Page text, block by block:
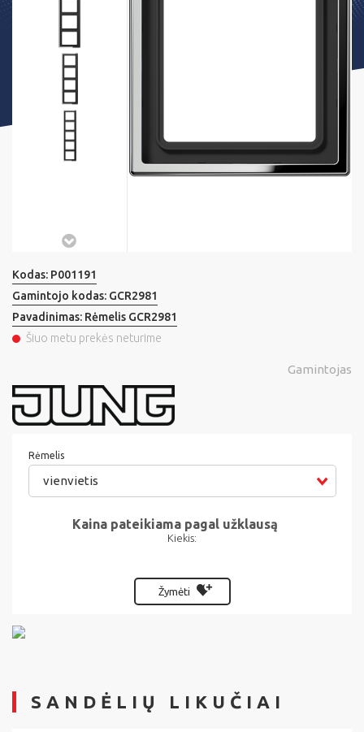
Kodas: P001191
Gamintojo kodas: GCR2981
Pavadinimas: Rėmelis GCR2981
Šiuo metu prekės neturime
Gamintojas
Rėmelis
vienvietis
Kaina pateikiama pagal užklausą
Kiekis:
Žymėti
SANDĖLIŲ LIKUČIAI